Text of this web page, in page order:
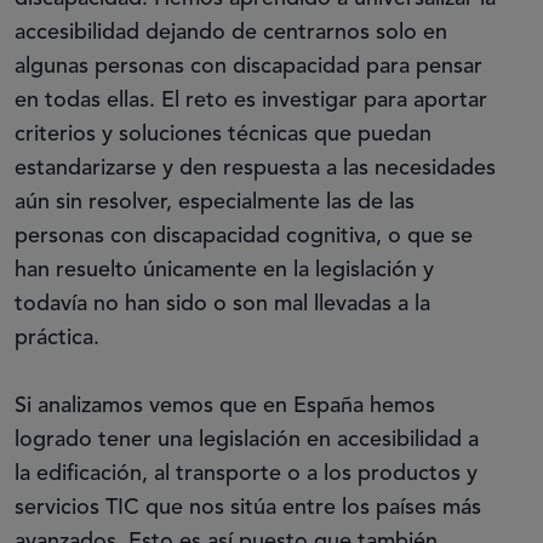
accesibilidad dejando de centrarnos solo en
algunas personas con discapacidad para pensar
en todas ellas. El reto es investigar para aportar
criterios y soluciones técnicas que puedan
estandarizarse y den respuesta a las necesidades
aún sin resolver, especialmente las de las
personas con discapacidad cognitiva, o que se
han resuelto únicamente en la legislación y
todavía no han sido o son mal llevadas a la
práctica.
Si analizamos vemos que en España hemos
logrado tener una legislación en accesibilidad a
la edificación, al transporte o a los productos y
servicios TIC que nos sitúa entre los países más